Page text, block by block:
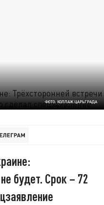
ФОТО: КОЛЛАЖ ЦАРЬГРАДА
будет. Срок – 72